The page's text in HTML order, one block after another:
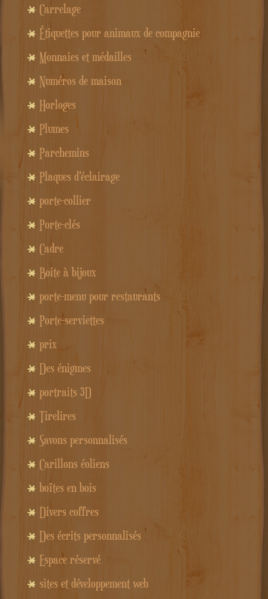
Carrelage
Étiquettes pour animaux de compagnie
Monnaies et médailles
Numéros de maison
Horloges
Plumes
Parchemins
Plaques d'éclairage
porte-collier
Porte-clés
Cadre
Boite à bijoux
porte-menu pour restaurants
Porte-serviettes
prix
Des énigmes
portraits 3D
Tirelires
Savons personnalisés
Carillons éoliens
boîtes en bois
Divers coffres
Des écrits personnalisés
Espace réservé
sites et développement web